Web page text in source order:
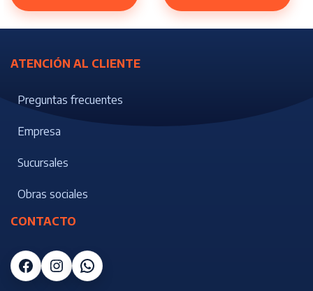
ATENCIÓN AL CLIENTE
Preguntas frecuentes
Empresa
Sucursales
Obras sociales
CONTACTO
Facebook
Instagram
WhatsApp